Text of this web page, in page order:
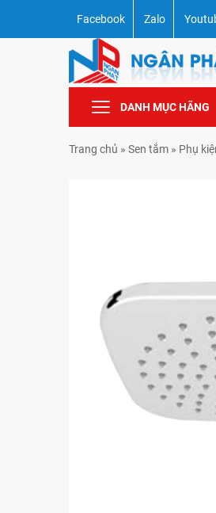
Facebook Zalo
DANH MỤC HÃNG
Trang chủ » Sen tắm » Phụ